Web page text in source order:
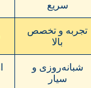
سریع
تجربه و تخصص
بالا
شبانه‌روزی و
سیار